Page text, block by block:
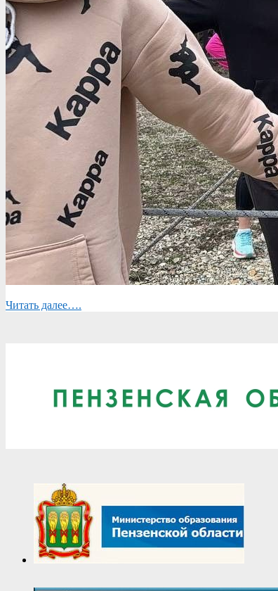
Читать далее….